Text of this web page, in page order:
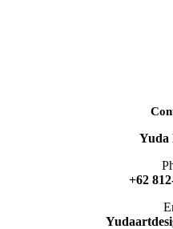
Yuda
+62